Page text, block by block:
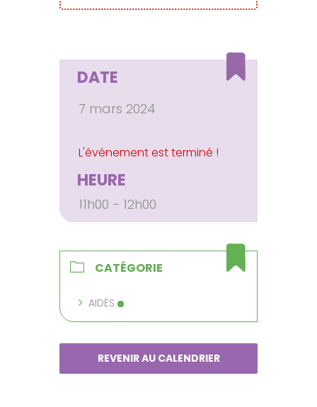
DATE
7 mars 2024
HEURE
11h00 - 12h00
CATÉGORIE
AIDÉS
REVENIR AU CALENDRIER